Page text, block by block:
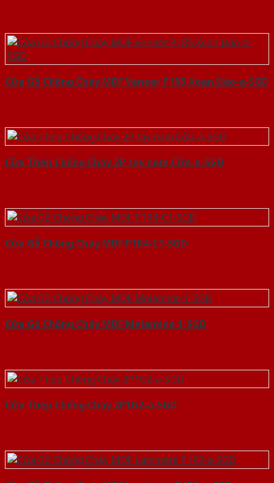
Cửa Gỗ Chống Cháy MDF Veneer P1R5 Xoan Đào-a-SGD
Cửa Thép Chống Cháy 2P tay nam Cửa-a-SGD
Cửa Gỗ Chống Cháy MDF P1R4-C1-SGD
Cửa Gỗ Chống Cháy MDF Melamine 1-SGD
Cửa Thép Chống Cháy 2P1G2-a-SGD